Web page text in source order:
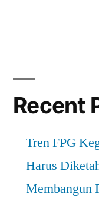
Recent
Tren FPG
Harus
Membangun